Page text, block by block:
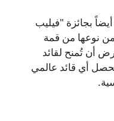
فاز مودي أيضاً بجائزة "فيليب
من نوعها من قمة
أن تُمنح لقائد
أي قائد عالمي